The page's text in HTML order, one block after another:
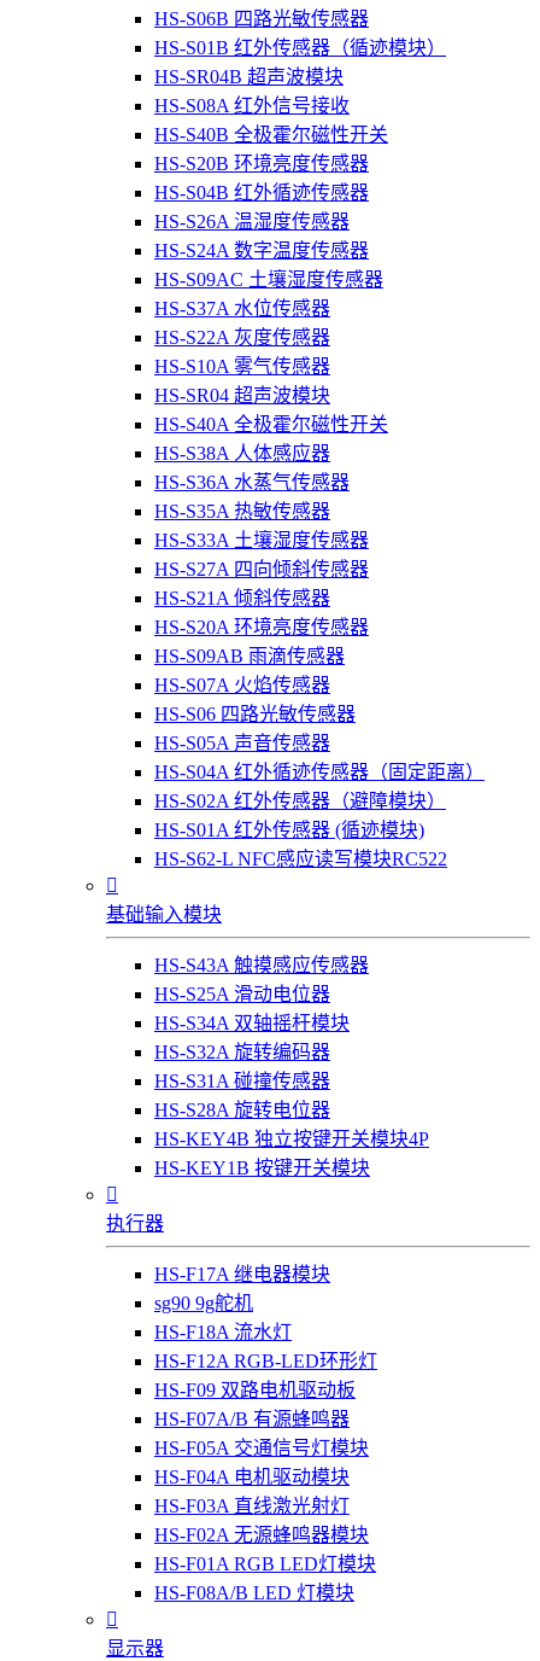
HS-S06B 四路光敏传感器
HS-S01B 红外传感器（循迹模块）
HS-SR04B 超声波模块
HS-S08A 红外信号接收
HS-S40B 全极霍尔磁性开关
HS-S20B 环境亮度传感器
HS-S04B 红外循迹传感器
HS-S26A 温湿度传感器
HS-S24A 数字温度传感器
HS-S09AC 土壤湿度传感器
HS-S37A 水位传感器
HS-S22A 灰度传感器
HS-S10A 雾气传感器
HS-SR04 超声波模块
HS-S40A 全极霍尔磁性开关
HS-S38A 人体感应器
HS-S36A 水蒸气传感器
HS-S35A 热敏传感器
HS-S33A 土壤湿度传感器
HS-S27A 四向倾斜传感器
HS-S21A 倾斜传感器
HS-S20A 环境亮度传感器
HS-S09AB 雨滴传感器
HS-S07A 火焰传感器
HS-S06 四路光敏传感器
HS-S05A 声音传感器
HS-S04A 红外循迹传感器（固定距离）
HS-S02A 红外传感器（避障模块）
HS-S01A 红外传感器 (循迹模块)
HS-S62-L NFC感应读写模块RC522

基础输入模块
HS-S43A 触摸感应传感器
HS-S25A 滑动电位器
HS-S34A 双轴摇杆模块
HS-S32A 旋转编码器
HS-S31A 碰撞传感器
HS-S28A 旋转电位器
HS-KEY4B 独立按键开关模块4P
HS-KEY1B 按键开关模块

执行器
HS-F17A 继电器模块
sg90 9g舵机
HS-F18A 流水灯
HS-F12A RGB-LED环形灯
HS-F09 双路电机驱动板
HS-F07A/B 有源蜂鸣器
HS-F05A 交通信号灯模块
HS-F04A 电机驱动模块
HS-F03A 直线激光射灯
HS-F02A 无源蜂鸣器模块
HS-F01A RGB LED灯模块
HS-F08A/B LED 灯模块

显示器